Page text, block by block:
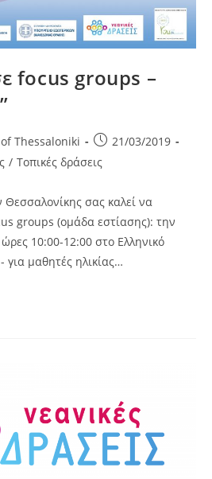
focus groups –
Thessaloniki
Post
published:
21/03/2019
/ Τοπικές δράσεις
σας καλεί να
groups (ομάδα εστίασης): την
10:00-12:00 στο Ελληνικό
για μαθητές ηλικίας…